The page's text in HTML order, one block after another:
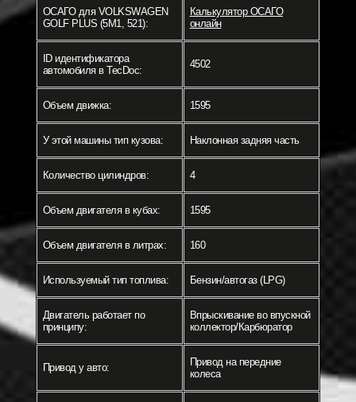
ОСАГО для VOLKSWAGEN
GOLF PLUS (5M1, 521):
Калькулятор ОСАГО
онлайн
ID идентификатора
автомобиля в TecDoc:
4502
Объем движка: 1595
У этой машины тип кузова: Наклонная задняя часть
Количество цилиндров: 4
Объем двигателя в кубах: 1595
Объем двигателя в литрах: 160
Используемый тип топлива: Бензин/автогаз (LPG)
Двигатель работает по
принципу:
Впрыскивание во впускной
коллектор/Карбюратор
Привод у авто:
Привод на передние
колеса